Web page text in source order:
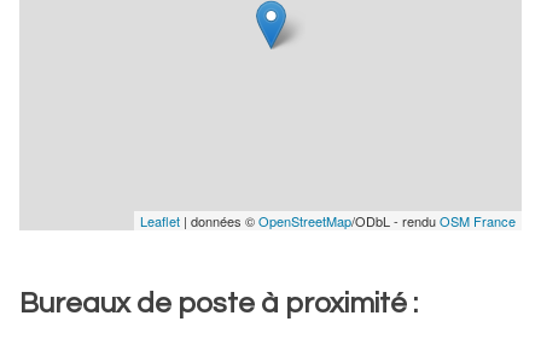
Leaflet | données ©OpenStreetMap/ODbL - renduOSM France
Bureaux de poste à proximité :